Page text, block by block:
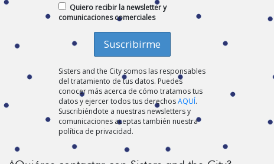
Quiero recibir la newsletter y
comunicaciones comerciales
Sisters and the City somos las responsables
del tratamiento de tus datos. Puedes
conocer más acerca de cómo tratamos tus
datos y ejercer todos tus derechosAQUÍ.
Suscribiéndote a nuestras newsletters y
comunicaciones aceptas también nuestra
política de privacidad.